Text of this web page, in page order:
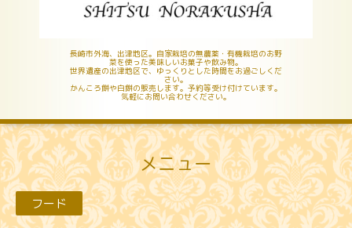
長崎市外海、出津地区。自家栽培の無農薬・有機栽培のお野
菜を使った美味しいお菓子や飲み物。
世界遺産の出津地区で、ゆっくりとした時間をお過ごしくだ
さい。
かんころ餅や白餅の販売します。予約等受け付けています。
気軽にお問い合わせください。
メニュー
フード